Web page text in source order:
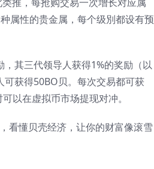
属性的贵金属，每个级別都设有预
其三代领导人获得1%的奖励（以
获得50BO贝。每次交易都可获
以在虚拟币市场提现对冲。
看懂贝壳经济，让你的财富像滚雪